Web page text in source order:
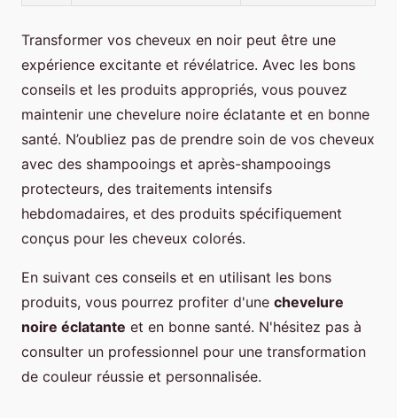
Transformer vos cheveux en noir peut être une
expérience excitante et révélatrice. Avec les bons
conseils et les produits appropriés, vous pouvez
maintenir une chevelure noire éclatante et en bonne
santé. N’oubliez pas de prendre soin de vos cheveux
avec des shampooings et après-shampooings
protecteurs, des traitements intensifs
hebdomadaires, et des produits spécifiquement
conçus pour les cheveux colorés.
En suivant ces conseils et en utilisant les bons
produits, vous pourrez profiter d'une chevelure
noire éclatante et en bonne santé. N'hésitez pas à
consulter un professionnel pour une transformation
de couleur réussie et personnalisée.